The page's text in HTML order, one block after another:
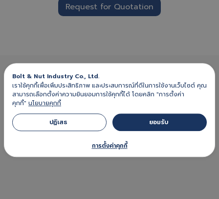
Request for Quotation
Manufacturer of Made to order bolts and
nuts, hot and cold forging parts
According to customer drawings or
Bolt & Nut Industry Co., Ltd.
เราใช้คุกกี้เพื่อเพิ่มประสิทธิภาพ และประสบการณ์ที่ดีในการใช้งานเว็บไซต์ คุณ
สามารถเลือกตั้งค่าความยินยอมการใช้คุกกี้ได้ โดยคลิก "การตั้งค่า
คุกกี้" นโยบายคุกกี้
ปฏิเสธ ยอมรับ
การตั้งค่าคุกกี้